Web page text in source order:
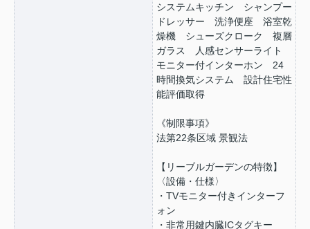
システムキッチン シャンプー
ドレッサー 洗浄便座 浴室乾
燥機 シューズクローク 複層
ガラス 人感センサーライト
モニター付インターホン 24
時間換気システム 設計住宅性
能評価取得
《制限事項》
法第22条区域 景観法
【リーブルガーデンの特徴】
〈設備・仕様〉
・TVモニター付きインターフ
ォン
・非常用鍵内臓ICタグキー